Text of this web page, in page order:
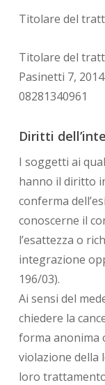
Titolare del
Titolare del
Pasinetti 7,
08281340961
Diritti
I soggetti ai
hanno il diritto
conferma
conoscerne il
l’esattezza o
integrazione
196/03).
Ai sensi del
chiedere la
forma anonima
violazione della
loro